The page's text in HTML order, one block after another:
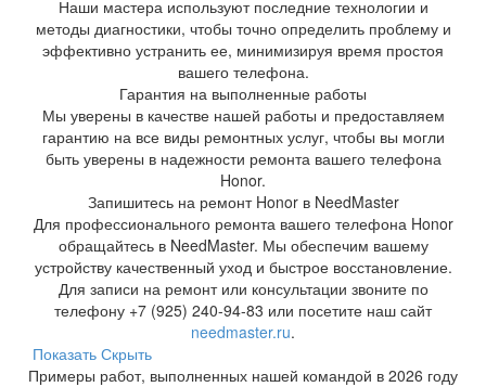
Наши мастера используют последние технологии и
методы диагностики, чтобы точно определить проблему и
эффективно устранить ее, минимизируя время простоя
вашего телефона.
Гарантия на выполненные работы
Мы уверены в качестве нашей работы и предоставляем
гарантию на все виды ремонтных услуг, чтобы вы могли
быть уверены в надежности ремонта вашего телефона
Honor.
Запишитесь на ремонт Honor в NeedMaster
Для профессионального ремонта вашего телефона Honor
обращайтесь в NeedMaster. Мы обеспечим вашему
устройству качественный уход и быстрое восстановление.
Для записи на ремонт или консультации звоните по
телефону +7 (925) 240-94-83 или посетите наш сайт
needmaster.ru.
Показать Скрыть
Примеры работ, выполненных нашей командой в 2026 году